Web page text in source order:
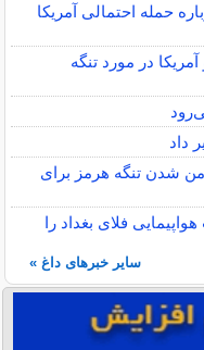
حمله احتمالی آمریکا
در مورد تنگه
داد
شدن تنگه هرمز برای
فلای بغداد را
سایر خبرهای داغ »